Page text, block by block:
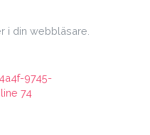
i din webbläsare.
9745-
74